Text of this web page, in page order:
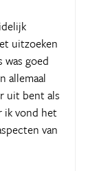
uitzoeken
goed
allemaal
uit bent als
ik vond het
van